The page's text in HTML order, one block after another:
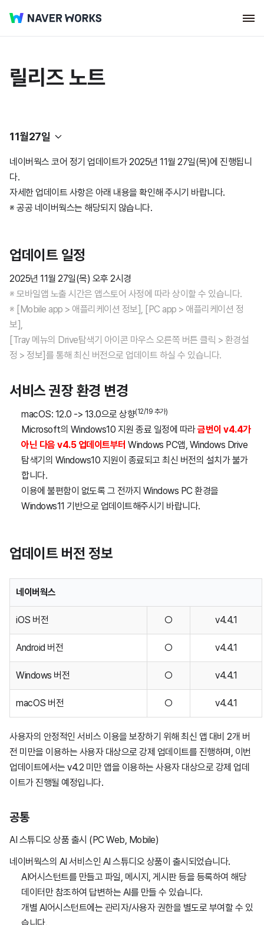
릴리즈 노트
11월27일
네이버웍스 코어
2026년
4월24일
4월9일
1월22일
12월2일
11월27일
공통
메일
메시지
캘린더
게시판
주소록
어드민
Developers
9월4일
8월7일
7월24일
6월24일
4월17일
1월21일
2024년
12월5일
11월21일
9월10일
8월6일
7월25일
6월27일
5월28일
2월20일
2월7일
2023년
12월19일
11월24일
11월21일
9월20일
7월27일
4월6일
3월7일
3월2일
2월16일
1월12일
2022년
11월17일
10월13일
9월6일
6월10일
5월26일
2월4일
1월25일
2021년
11월25일
10월21일
9월9일
7월8일
6월24일
5월27일
4월20일
3월5일
2월19일
2020년
12월10일
11월19일
6월18일
4월28일
4월22일
2월6일
2019년
12월5일
7월25일
7월23일
7월11일
4월17일
3월20일
2월26일
2018년
11월8일
10월11일
9월11일
4월19일
1월11일
웍스 드라이브
7월23일
4월9일
2025년
11월27일
9월4일
7월24일
4월10일
2024년
11월21일
10월14일
6월4일
2026년
8월20일
5월20일
4월9일
2월5일
2025년
11월27일
9월25일
8월18일
8월6일
7월24일
5월16일
5월8일
4월10일
2월13일
1월21일
2024년
12월19일
11월21일
10월18일
웍스 경영지원
2026년
7월23일
4월9일
1월23일
1월20일
2025년
11월27일
10월31일
9월12일
8월21일
7월18일
6월13일
5월8일
4월4일
3월14일
2월21일
1월17일
2024년
11월21일
10월11일
10월9일
9월4일
6월4일
AI 스튜디오
2026년
5월14일
네이버웍스 코어 정기 업데이트가 2025년 11월 27일(목)에 진행됩니
다.
자세한 업데이트 사항은 아래 내용을 확인해 주시기 바랍니다.
※ 공공 네이버웍스는 해당되지 않습니다.
업데이트 일정
2025년 11월 27일(목) 오후 2시경
※ 모바일앱 노출 시간은 앱스토어 사정에 따라 상이할 수 있습니다.
※ [Mobile app > 애플리케이션 정보], [PC app > 애플리케이션 정
보],
[Tray 메뉴의 Drive탐색기 아이콘 마우스 오른쪽 버튼 클릭 > 환경설
정 > 정보]를 통해 최신 버전으로 업데이트 하실 수 있습니다.
서비스 권장 환경 변경
macOS: 12.0 -> 13.0으로 상향(12/19 추가)
Microsoft의 Windows10 지원 종료 일정에 따라금번이 v4.4가
아닌 다음 v4.5 업데이트부터 Windows PC앱, Windows Drive
탐색기의 Windows10 지원이 종료되고 최신 버전의 설치가 불가
합니다.
이용에 불편함이 없도록 그 전까지 Windows PC 환경을
Windows11 기반으로 업데이트해주시기 바랍니다.
업데이트 버전 정보
네이버웍스
iOS 버전 ○ v4.4.1
Android 버전 ○ v4.4.1
Windows 버전 ○ v4.4.1
macOS 버전 ○ v4.4.1
사용자의 안정적인 서비스 이용을 보장하기 위해 최신 앱 대비 2개 버
전 미만을 이용하는 사용자 대상으로 강제 업데이트를 진행하며, 이번
업데이트에서는 v4.2 미만 앱을 이용하는 사용자 대상으로 강제 업데
이트가 진행될 예정입니다.
공통
AI 스튜디오 상품 출시 (PC Web, Mobile)​
네이버웍스의 AI 서비스인 AI 스튜디오 상품이 출시되었습니다.
​AI어시스턴트를 만들고 파일, 메시지, 게시판 등을 등록하여 해당
데이터만 참조하여 답변하는 AI를 만들 수 있습니다.
개별 AI어시스턴트에는 관리자/사용자 권한을 별도로 부여할 수 있